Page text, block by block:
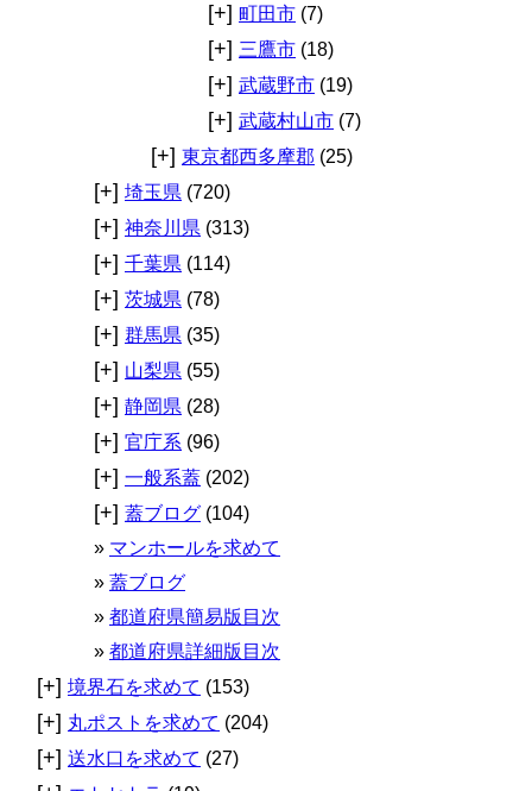
[+] 町田市 (7)
[+] 三鷹市 (18)
[+] 武蔵野市 (19)
[+] 武蔵村山市 (7)
[+] 東京都西多摩郡 (25)
[+] 埼玉県 (720)
[+] 神奈川県 (313)
[+] 千葉県 (114)
[+] 茨城県 (78)
[+] 群馬県 (35)
[+] 山梨県 (55)
[+] 静岡県 (28)
[+] 官庁系 (96)
[+] 一般系蓋 (202)
[+] 蓋ブログ (104)
マンホールを求めて
蓋ブログ
都道府県簡易版目次
都道府県詳細版目次
[+] 境界石を求めて (153)
[+] 丸ポストを求めて (204)
[+] 送水口を求めて (27)